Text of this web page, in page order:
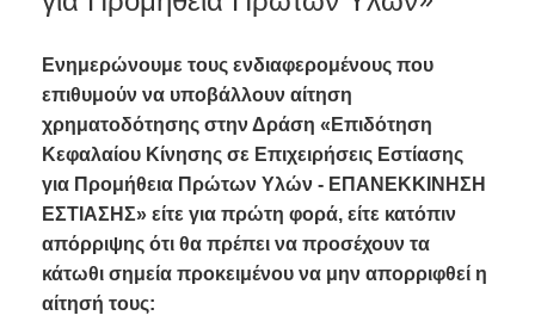
Ενημερώνουμε τους ενδιαφερομένους που
επιθυμούν να υποβάλλουν αίτηση
χρηματοδότησης στην Δράση «Επιδότηση
Κεφαλαίου Κίνησης σε Επιχειρήσεις Εστίασης
για Προμήθεια Πρώτων Υλών - ΕΠΑΝΕΚΚΙΝΗΣΗ
ΕΣΤΙΑΣΗΣ» είτε για πρώτη φορά, είτε κατόπιν
απόρριψης ότι θα πρέπει να προσέχουν τα
κάτωθι σημεία προκειμένου να μην απορριφθεί η
αίτησή τους: